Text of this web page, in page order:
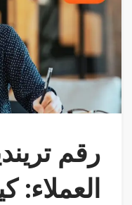
رقم
العملاء: